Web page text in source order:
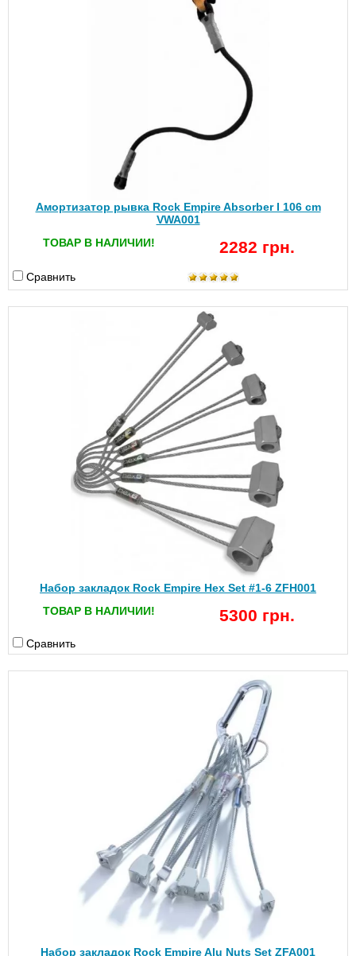
Амортизатор рывка Rock Empire Absorber I 106 cm
VWA001
ТОВАР В НАЛИЧИИ!
2282 грн.
Сравнить
Набор закладок Rock Empire Hex Set #1-6 ZFH001
ТОВАР В НАЛИЧИИ!
5300 грн.
Сравнить
Набор закладок Rock Empire Alu Nuts Set ZFA001